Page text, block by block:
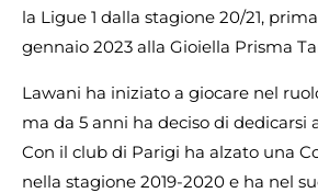
la Ligue 1 dalla stagione 20/21,
gennaio 2023 alla Gioiella Prisma
Lawani ha iniziato a giocare nel
ma da 5 anni ha deciso di dedicarsi
Con il club di Parigi ha alzato una
nella stagione 2019-2020 e ha nel